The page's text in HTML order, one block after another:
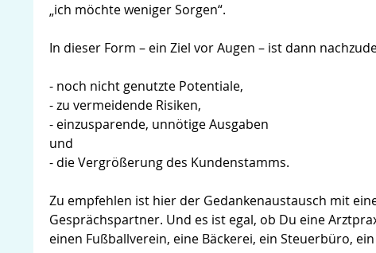
„ich möchte weniger Sorgen“.
In dieser Form – ein Ziel vor Augen – ist dann
- noch nicht genutzte Potentiale,
- zu vermeidende Risiken,
- einzusparende, unnötige Ausgaben
und
- die Vergrößerung des Kundenstamms.
Zu empfehlen ist hier der Gedankenaustausch mit
Gesprächspartner. Und es ist egal, ob Du eine
einen Fußballverein, eine Bäckerei, ein Steuerbüro,